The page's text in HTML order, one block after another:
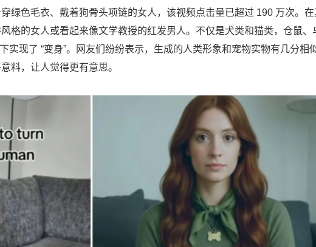
绿色毛衣、戴着狗骨头项链的女人，该视频点击量已超过 190 万次。
格的女人或看起来像文学教授的红发男人。不仅是犬类和猫类，仓鼠、
实现了 “变身”。网友们纷纷表示，生成的人类形象和宠物实物有几分相
料，让人觉得更有意思。